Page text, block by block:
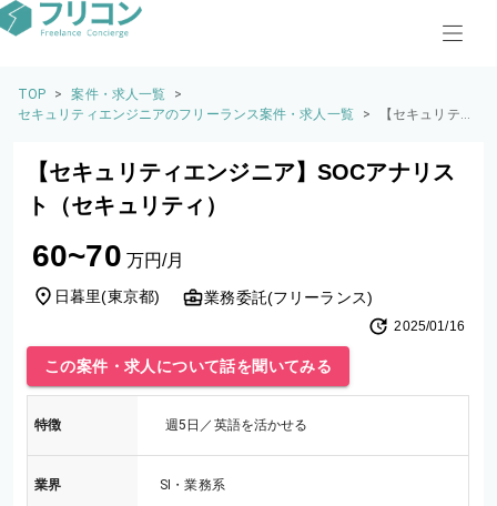
TOP > 案件・求人一覧
>
セキュリティエンジニアのフリーランス案件・求人一覧
>
【セキュリティ
（セキュリテ
【セキュリティエンジニア】SOCアナリス
ト（セキュリティ）
60~70 万円/月
日暮里(東京都) 業務委託(フリーランス)
2025/01/16
この案件・求人について話を聞いてみる
特徴 週5日／英語を活かせる
業界 SI・業務系